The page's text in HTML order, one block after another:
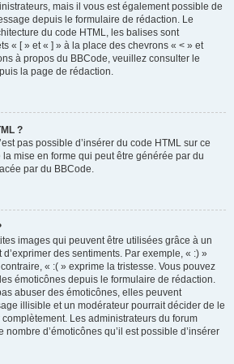
mais il vous est également possible de
depuis le formulaire de rédaction. Le
du code HTML, les balises sont
« [ » et « ] » à la place des chevrons « < » et
à propos du BBCode, veuillez consulter le
la page de rédaction.
?
pas possible d’insérer du code HTML sur ce
mise en forme qui peut être générée par du
par du BBCode.
images qui peuvent être utilisées grâce à un
des sentiments. Par exemple, « :) »
« :( » exprime la tristesse. Vous pouvez
émoticônes depuis le formulaire de rédaction.
abuser des émoticônes, elles peuvent
illisible et un modérateur pourrait décider de le
Les administrateurs du forum
d’émoticônes qu’il est possible d’insérer